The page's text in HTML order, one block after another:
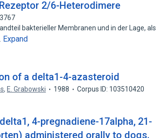
2/6-Heterodimere
bakterieller Membranen und in der Lage, als
Expand
of a delta1-4-azasteroid
, E. Grabowski 1988 Corpus ID: 103510420
4-pregnadiene-17alpha, 21-
administered orally to dogs.